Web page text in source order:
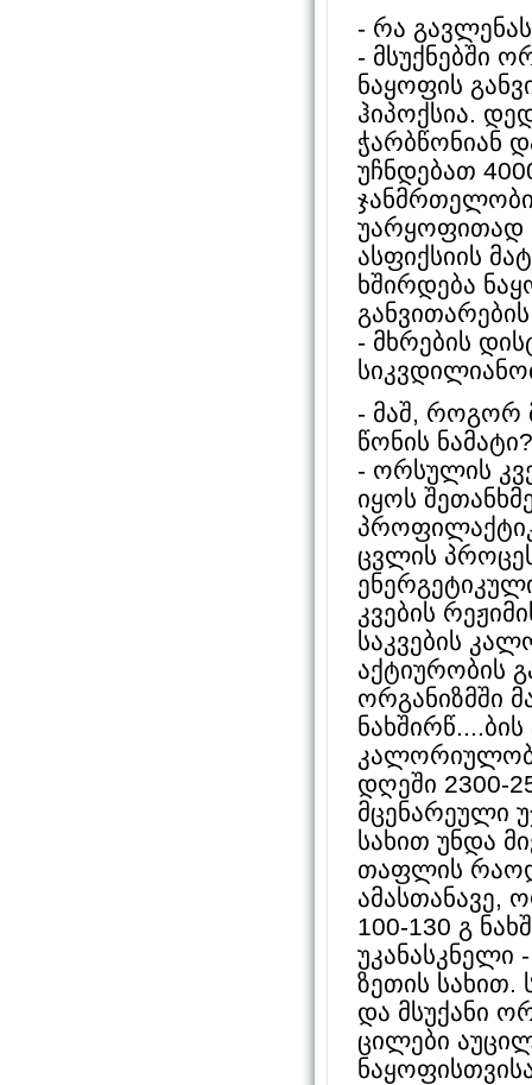
- რა
- მსუქნებში
ნაყოფის
ჰიპოქსია.
ჭარბწონიან
უჩნდებათ
უარყოფითად
ასფიქსიის
ხშირდება
- მხრების
- მაშ, როგორ
წონის ნამატი?
- ორსულის
იყოს
ცვლის
კვების
საკვების
აქტიურობის
ორგანიზმში
დღეში 2300-
მცენარეული
სახით უნდა
თაფლის
ამასთანავე,
100-130 გ
უკანასკნელი
ზეთის სახით.
და მსუქანი
ცილები